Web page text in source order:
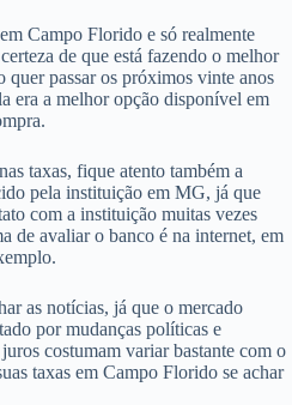
Campo Florido e só realmente
de que está fazendo o melhor
passar os próximos vinte anos
era a melhor opção disponível em
taxas, fique atento também a
pela instituição em MG, já que
com a instituição muitas vezes
de avaliar o banco é na internet, em
as notícias, já que o mercado
por mudanças políticas e
costumam variar bastante com o
taxas em Campo Florido se achar